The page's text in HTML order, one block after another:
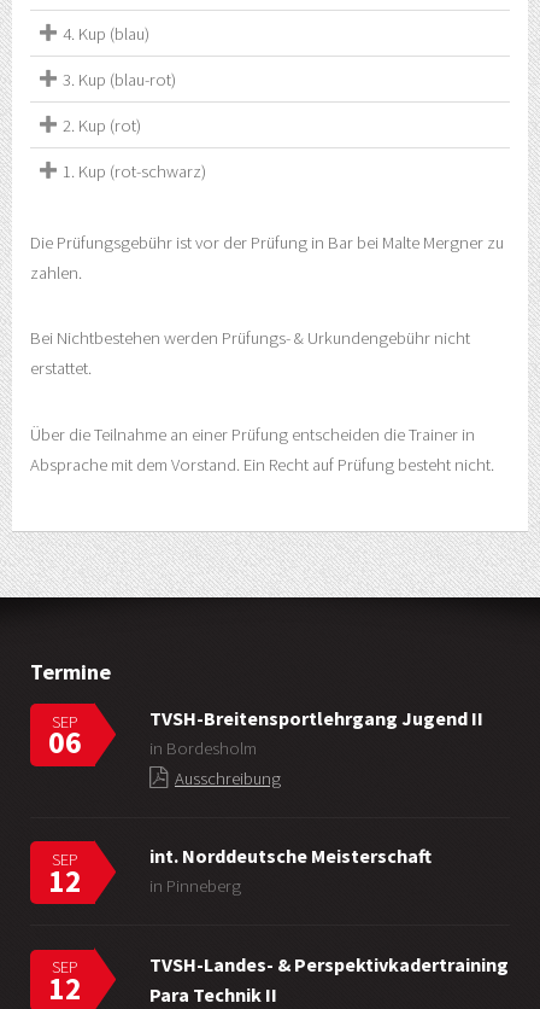
4. Kup (blau)
3. Kup (blau-rot)
2. Kup (rot)
1. Kup (rot-schwarz)
Die Prüfungsgebühr ist vor der Prüfung in Bar bei Malte Mergner zu
zahlen.
Bei Nichtbestehen werden Prüfungs- & Urkundengebühr nicht
erstattet.
Über die Teilnahme an einer Prüfung entscheiden die Trainer in
Absprache mit dem Vorstand. Ein Recht auf Prüfung besteht nicht.
Termine
SEP
06
TVSH-Breitensportlehrgang Jugend II
in Bordesholm
Ausschreibung
SEP
12
int. Norddeutsche Meisterschaft
in Pinneberg
SEP
12
TVSH-Landes- & Perspektivkadertraining
Para Technik II